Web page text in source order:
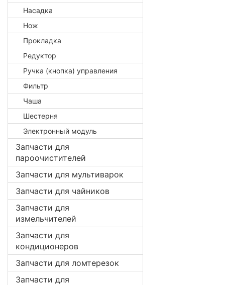
Насадка
Нож
Прокладка
Редуктор
Ручка (кнопка) управления
Фильтр
Чаша
Шестерня
Электронный модуль
Запчасти для
пароочистителей
Запчасти для мультиварок
Запчасти для чайников
Запчасти для
измельчителей
Запчасти для
кондиционеров
Запчасти для ломтерезок
Запчасти для